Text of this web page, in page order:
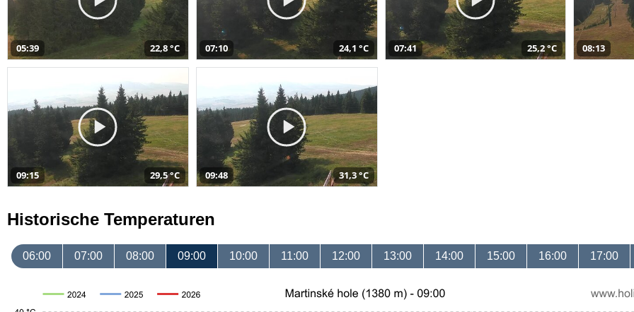
05:39 22,8 °C 07:10 24,1 °C 07:41 25,2 °C 08:13
09:15 29,5 °C 09:48 31,3 °C
Historische Temperaturen
06:00 07:00 08:00 09:00 10:00 11:00 12:00 13:00 14:00 15:00 16:00 17:00